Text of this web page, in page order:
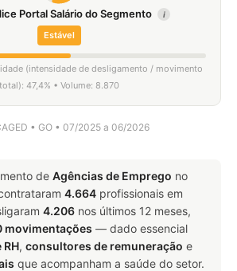
Portal Salário do Segmento i
Estável
(intensidade de desligamento / movimento
total): 47,4% • Volume: 8.870
• GO • 07/2025 a 06/2026
de Agências de Emprego no
4.664 profissionais em
4.206 nos últimos 12 meses,
movimentações — dado essencial
, consultores de remuneração e
que acompanham a saúde do setor.